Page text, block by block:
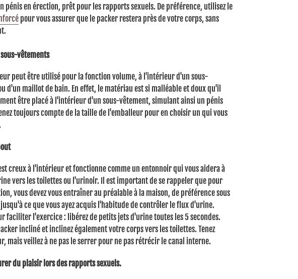
pénis en érection, prêt pour les rapports sexuels. De préférence, utilisez le
pour vous assurer que le packer restera près de votre corps, sans
vêtements
peut être utilisé pour la fonction volume, à l'intérieur d'un sous-
d'un maillot de bain. En effet, le matériau est si malléable et doux qu'il
être placé à l'intérieur d'un sous-vêtement, simulant ainsi un pénis
toujours compte de la taille de l'emballeur pour en choisir un qui vous
creux à l'intérieur et fonctionne comme un entonnoir qui vous aidera à
vers les toilettes ou l'urinoir.
Il est important de se rappeler que pour
vous devez vous entraîner au préalable à la maison, de préférence sous
jusqu'à ce que vous ayez acquis l'habitude de contrôler le flux d'urine.
faciliter l'exercice : libérez de petits jets d'urine toutes les 5 secondes.
incliné et inclinez également votre corps vers les toilettes. Tenez
mais veillez à ne pas le serrer pour ne pas rétrécir le canal interne.
du plaisir lors des rapports sexuels.